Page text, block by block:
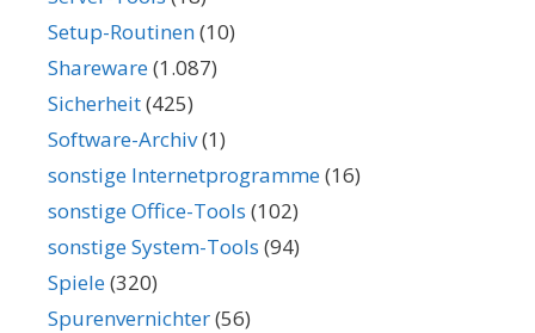
Setup-Routinen(10)
Shareware(1.087)
Sicherheit(425)
Software-Archiv(1)
sonstige Internetprogramme(16)
sonstige Office-Tools (102)
sonstige System-Tools (94)
Spiele(320)
Spurenvernichter(56)